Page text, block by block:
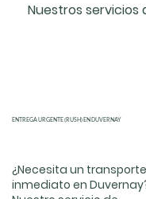
Nuestros
ENTREGA URGENTE (RUSH) EN DUVERNAY
¿Necesita un transporte
inmediato en